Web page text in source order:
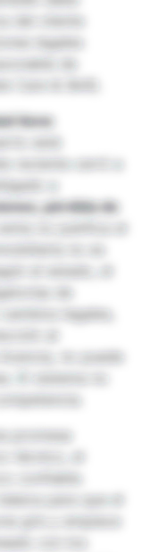
del cliente
legales
de
Care & Skill).
tiene
está
reciente cerró a
a
pérdida de
no justifica el
no es
el estado, el
de
legales,
al
no puede
El sistema no
promesa
técnico, el
confiable.
para que el
gris y empiece
con los